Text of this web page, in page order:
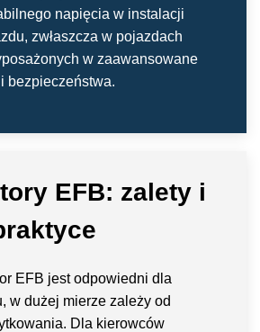
napięcia w instalacji
zwłaszcza w pojazdach
w zaawansowane
bezpieczeństwa.
EFB: zalety i
EFB jest odpowiedni dla
w dużej mierze zależy od
Dla kierowców